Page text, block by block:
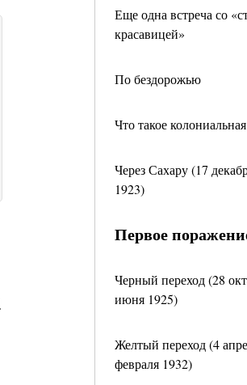
Еще одна встреча со
красавицей»
По бездорожью
Что такое
Через Сахару (17
1923)
Первое
Черный переход (28
июня 1925)
Желтый переход (4
февраля 1932)